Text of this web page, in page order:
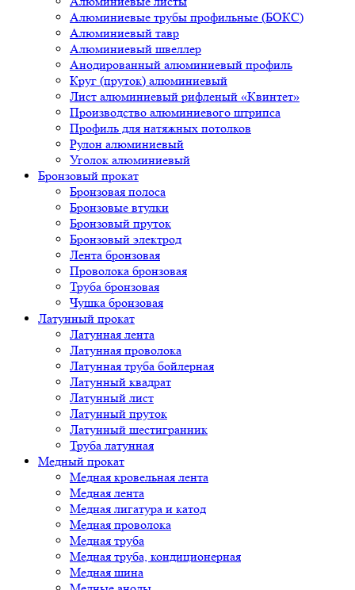
Алюминиевые трубы профильные (БОКС)
Алюминиевый тавр
Алюминиевый швеллер
Анодированный алюминиевый профиль
Круг (пруток) алюминиевый
Лист алюминиевый рифленый «Квинтет»
Производство алюминиевого штрипса
Профиль для натяжных потолков
Рулон алюминиевый
Уголок алюминиевый
Бронзовый прокат
Бронзовая полоса
Бронзовые втулки
Бронзовый пруток
Бронзовый электрод
Лента бронзовая
Проволока бронзовая
Труба бронзовая
Чушка бронзовая
Латунный прокат
Латунная лента
Латунная проволока
Латунная труба бойлерная
Латунный квадрат
Латунный лист
Латунный пруток
Латунный шестигранник
Труба латунная
Медный прокат
Медная кровельная лента
Медная лента
Медная лигатура и катод
Медная проволока
Медная труба
Медная труба, кондиционерная
Медная шина